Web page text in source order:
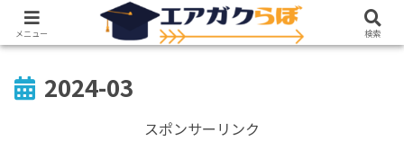
賞味期限のないスキルの実用化を目指す
2024-03
スポンサーリンク
メニュー 検索